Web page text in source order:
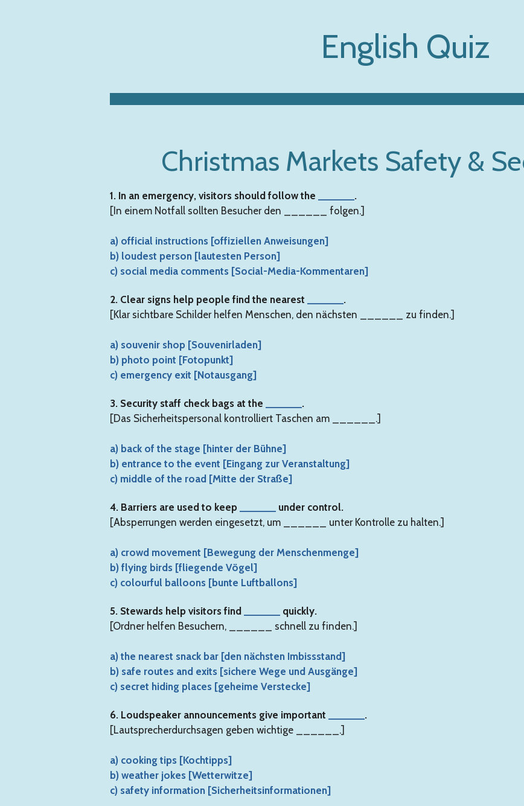
English Quiz
Christmas Markets Safety &
1. In an emergency, visitors should follow the
.
[In einem Notfall sollten Besucher den ______ folgen.]
a) official instructions [offiziellen Anweisungen]
b) loudest person [lautesten Person]
c) social media comments [Social-Media-Kommentaren]
2. Clear signs help people find the nearest
.
[Klar sichtbare Schilder helfen Menschen, den nächsten ______ zu finden.]
a) souvenir shop [Souvenirladen]
b) photo point [Fotopunkt]
c) emergency exit [Notausgang]
3. Security staff check bags at the
.
[Das Sicherheitspersonal kontrolliert Taschen am ______.]
a) back of the stage [hinter der Bühne]
b) entrance to the event [Eingang zur Veranstaltung]
c) middle of the road [Mitte der Straße]
4. Barriers are used to keep
under control.
[Absperrungen werden eingesetzt, um ______ unter Kontrolle zu halten.]
a) crowd movement [Bewegung der Menschenmenge]
b) flying birds [fliegende Vögel]
c) colourful balloons [bunte Luftballons]
5. Stewards help visitors find
quickly.
[Ordner helfen Besuchern, ______ schnell zu finden.]
a) the nearest snack bar [den nächsten Imbissstand]
b) safe routes and exits [sichere Wege und Ausgänge]
c) secret hiding places [geheime Verstecke]
6. Loudspeaker announcements give important
.
[Lautsprecherdurchsagen geben wichtige ______.]
a) cooking tips [Kochtipps]
b) weather jokes [Wetterwitze]
c) safety information [Sicherheitsinformationen]